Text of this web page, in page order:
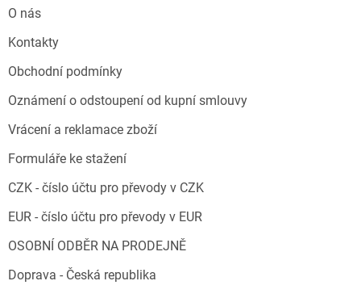
O nás
Kontakty
Obchodní podmínky
Oznámení o odstoupení od kupní smlouvy
Vrácení a reklamace zboží
Formuláře ke stažení
CZK - číslo účtu pro převody v CZK
EUR - číslo účtu pro převody v EUR
OSOBNÍ ODBĚR NA PRODEJNĚ
Doprava - Česká republika